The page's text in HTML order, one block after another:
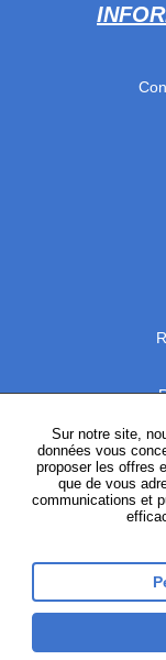
Instagram
Sur notre site,
données vous
proposer les offres
que de vous
communications et